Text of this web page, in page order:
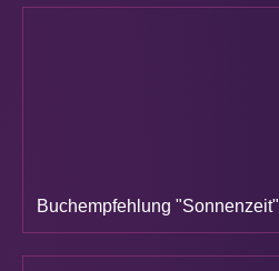
Buchempfehlung "Sonnenzeit"